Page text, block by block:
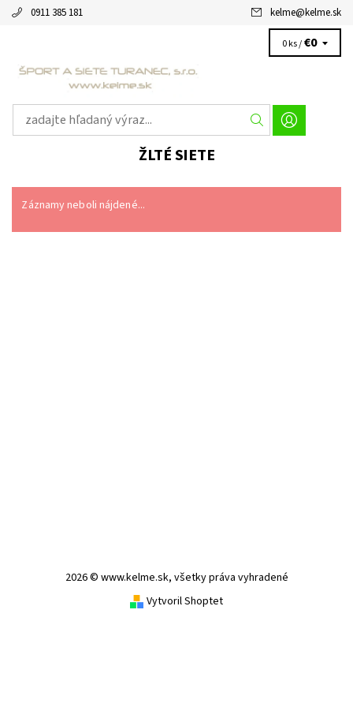
0911 385 181 kelme@kelme.sk
0 ks /€0
ŽLTÉ SIETE
Záznamy neboli nájdené...
2026 © www.kelme.sk, všetky práva vyhradené
Vytvoril Shoptet